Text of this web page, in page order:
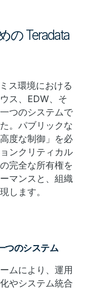
の Teradata
ス環境における
ス、EDW、そ
つのシステムで
。パブリックな
度な制御」を必
ンクリティカル
完全な所有権を
マンスと、組織
します。
つのシステム
ムにより、運用
やシステム統合